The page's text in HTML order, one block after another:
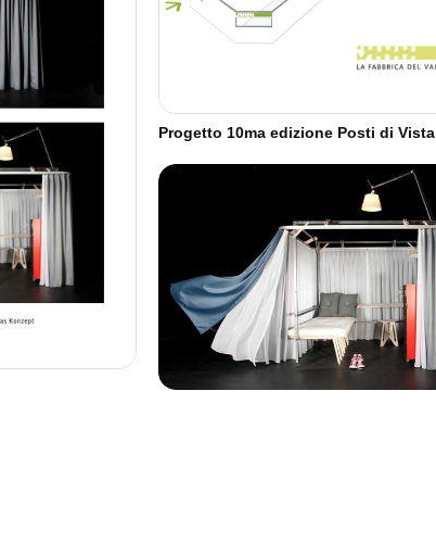
Progetto 10ma edizione Posti di Vista